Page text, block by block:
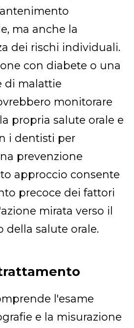
ma anche la
dei rischi individuali.
con diabete o una
di malattie
monitorare
propria salute orale e
i dentisti per
prevenzione
approccio consente
precoce dei fattori
mirata verso il
della salute orale.
l'esame
e la misurazione